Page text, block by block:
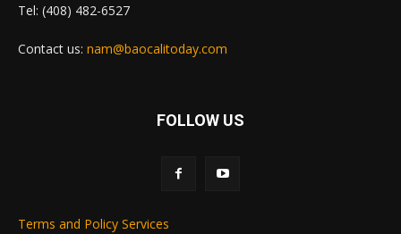
Tel: (408) 482-6527
Contact us: nam@baocalitoday.com
FOLLOW US
Terms and Policy Services